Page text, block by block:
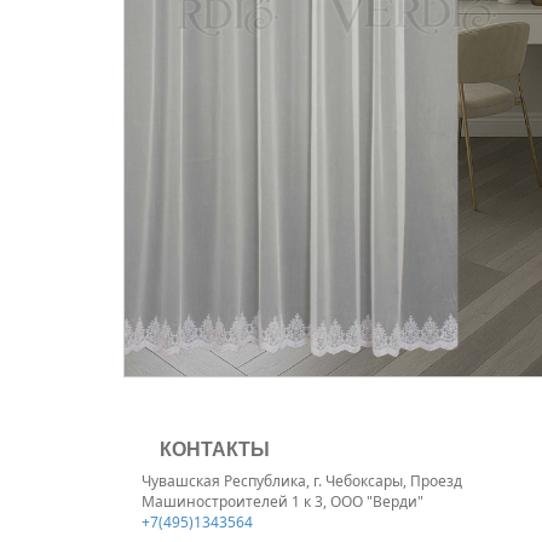
КОНТАКТЫ
Чувашская Республика, г. Чебоксары, Проезд
Машиностроителей 1 к 3, ООО "Верди"
+7(495)1343564